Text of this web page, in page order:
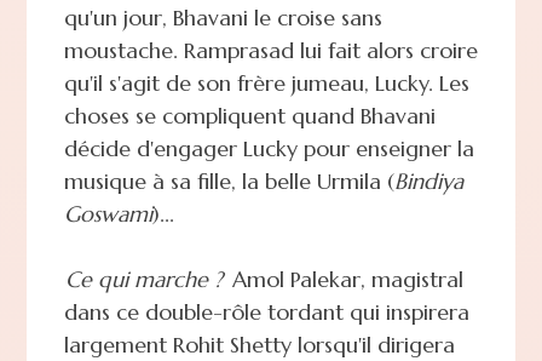
qu'un jour, Bhavani le croise sans
moustache. Ramprasad lui fait alors croire
qu'il s'agit de son frère jumeau, Lucky. Les
choses se compliquent quand Bhavani
décide d'engager Lucky pour enseigner la
musique à sa fille, la belle Urmila (Bindiya
Goswami)...
Ce qui marche ? Amol Palekar, magistral
dans ce double-rôle tordant qui inspirera
largement Rohit Shetty lorsqu'il dirigera